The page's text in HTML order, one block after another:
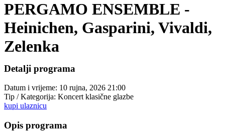
PERGAMO ENSEMBLE -
Heinichen, Gasparini, Vivaldi,
Zelenka
Detalji programa
Datum i vrijeme: 10 rujna, 2026 21:00
Tip / Kategorija: Koncert klasične glazbe
kupi ulaznicu
Opis programa